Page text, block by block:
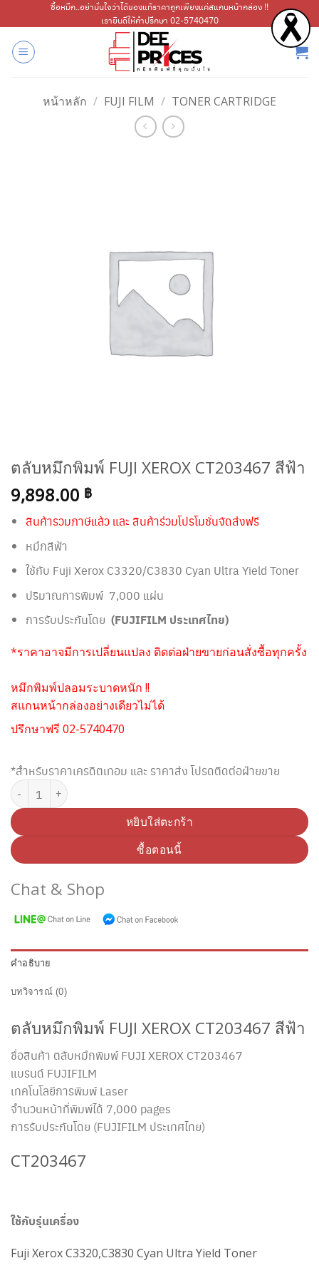
ไป
เนื้อหา
ซื้อหมึก..อย่ามั่นใจว่าได้ของแท้ราคาถูกเพียงแค่สแกนหน้ากล่อง !!
เรายินดีให้คำปรึกษา 02-5740470
หน้าหลัก / FUJI FILM / TONER CARTRIDGE
ตลับหมึกพิมพ์ FUJI XEROX CT203467 สีฟ้า
9,898.00 ฿
สินค้ารวมภาษีแล้ว และ สินค้าร่วมโปรโมชั่นจัดส่งฟรี
หมึกสีฟ้า
ใช้กับ Fuji Xerox C3320/C3830 Cyan Ultra Yield Toner
ปริมาณการพิมพ์ 7,000 แผ่น
การรับประกันโดย (FUJIFILM ประเทศไทย)
*ราคาอาจมีการเปลี่ยนแปลง ติดต่อฝ่ายขายก่อนสั่งซื้อทุกครั้ง
หมึกพิมพ์ปลอมระบาดหนัก !!
สแกนหน้ากล่องอย่างเดียวไม่ได้
ปรึกษาฟรี 02-5740470
*สำหรับราคาเครดิตเทอม และ ราคาส่ง โปรดติดต่อฝ่ายขาย
จำนวน ตลับหมึกพิมพ์ FUJI XEROX CT203467 สีฟ้า ชิ้น
หยิบใส่ตะกร้า
ซื้อตอนนี้
Chat & Shop
คำอธิบาย
บทวิจารณ์ (0)
ตลับหมึกพิมพ์ FUJI XEROX CT203467 สีฟ้า
ชื่อสินค้า ตลับหมึกพิมพ์ FUJI XEROX CT203467
แบรนด์ FUJIFILM
เทคโนโลยีการพิมพ์ Laser
จำนวนหน้าที่พิมพ์ได้ 7,000 pages
การรับประกันโดย (FUJIFILM ประเทศไทย)
CT203467
ใช้กับรุ่นเครื่อง
Fuji XeroxC3320,C3830 Cyan Ultra Yield Toner